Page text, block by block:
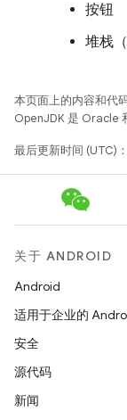
按钮
堆栈
本页面上的内容和代
OpenJDK 是 Oracle
最后更新时间 (UTC)
关于 ANDROID
Android
适用于企业的
安全
源代码
新闻